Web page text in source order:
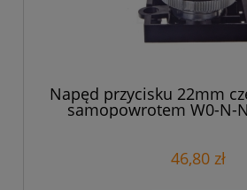
Napęd przycisku 22mm
samopowrotem W0-N-
46,80 zł